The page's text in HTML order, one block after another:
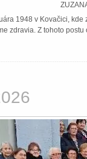
1948 v Kovačici,
zdravia. Z tohoto